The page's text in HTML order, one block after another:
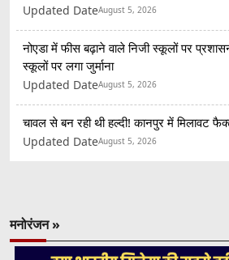
Updated DateAugust 5, 2026
नोएडा में फीस बढ़ाने वाले निजी स्कूलों पर
स्कूलों पर लगा जुर्माना
Updated DateAugust 5, 2026
चावल से बन रही थी हल्दी! कानपुर में मिलावट
Updated DateAugust 5, 2026
मनोरंजन »